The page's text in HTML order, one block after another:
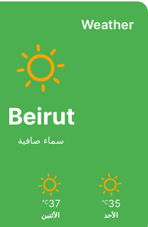
Weather
Beirut
سماء صافية
35
℃
الأحد
37
℃
الأثنين